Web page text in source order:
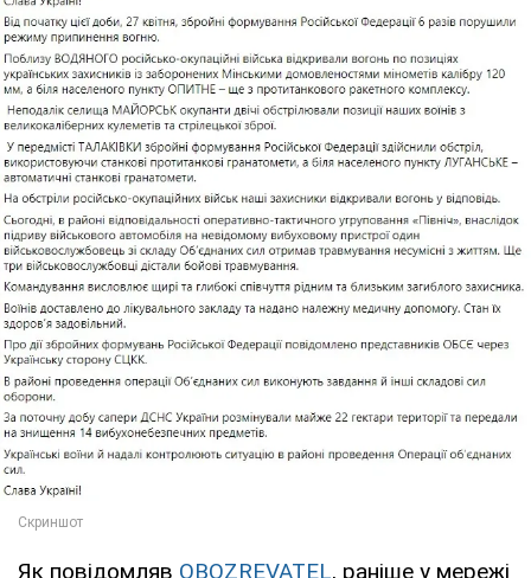
Як повідомляв OBOZREVATEL, раніше у мережі